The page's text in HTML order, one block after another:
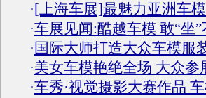
·[上海车展]最魅力亚洲车
·车展见闻:酷越车模 敢“坐”
· 国际大师打造大众车模服
·美女车模艳绝全场 大众参
·车秀·视觉摄影大赛作品